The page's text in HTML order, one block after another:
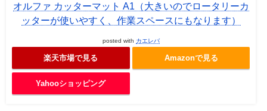
オルファ カッターマット A1（大きいのでロータリーカ
ッターが使いやすく、作業スペースにもなります）
posted with カエレバ
楽天市場で見る Amazonで見る
Yahooショッピング